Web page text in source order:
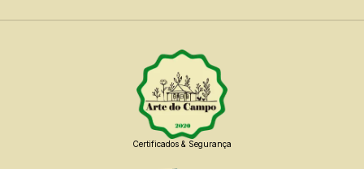
Certificados & Segurança